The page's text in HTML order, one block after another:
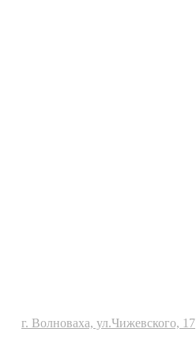
г. Волноваха, ул.Чижевского, 17